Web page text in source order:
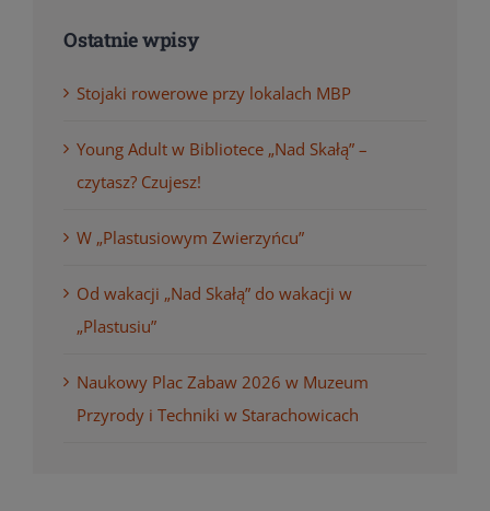
Ostatnie wpisy
Stojaki rowerowe przy lokalach MBP
Young Adult w Bibliotece „Nad Skałą” –
czytasz? Czujesz!
W „Plastusiowym Zwierzyńcu”
Od wakacji „Nad Skałą” do wakacji w
„Plastusiu”
Naukowy Plac Zabaw 2026 w Muzeum
Przyrody i Techniki w Starachowicach